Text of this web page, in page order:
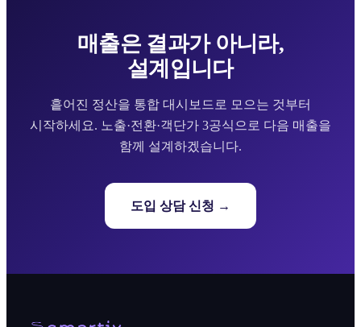
매출은 결과가 아니라,
설계입니다
흩어진 정산을 통합 대시보드로 모으는 것부터
시작하세요. 노출·전환·객단가 3공식으로 다음 매출을
함께 설계하겠습니다.
도입 상담 신청 →